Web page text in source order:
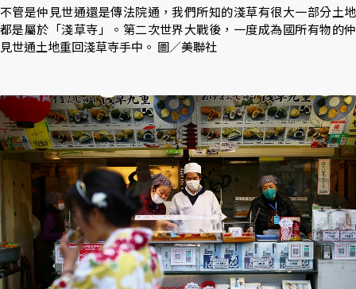
不管是仲見世通還是傳法院通，我們所知的淺草有很大一部分土地
都是屬於「淺草寺」。第二次世界大戰後，一度成為國所有物的仲
見世通土地重回淺草寺手中。 圖／美聯社